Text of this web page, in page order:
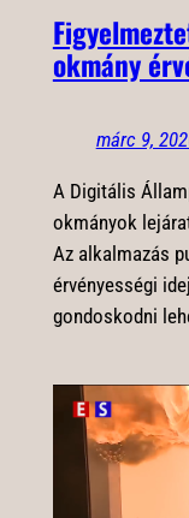
okmány
márc 9,
A Digitális
okmányok
Az alkalmazás
érvényességi
gondoskodni